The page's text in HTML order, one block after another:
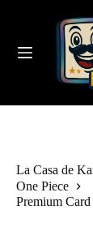
La Casa de
One Piece
Premium